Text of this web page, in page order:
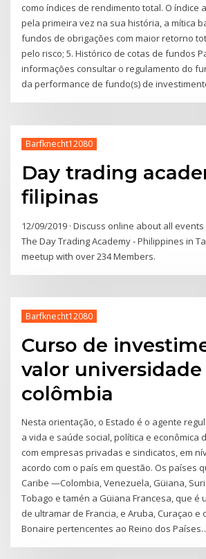
como índices de rendimento total. O índice
pela primeira vez na sua história, a mítica
fundos de obrigações com maior retorno
pelo risco; 5. Histórico de cotas de fundos
informações consultar o regulamento do
da performance de fundo(s) de
Barfknecht12080
Day trading
filipinas
12/09/2019 · Discuss online about all
The Day Trading Academy - Philippines in
meetup with over 234 Members.
Barfknecht12080
Curso de
valor universidade
colômbia
Nesta orientação, o Estado é o agente
a vida e saúde social, política e econômica
com empresas privadas e sindicatos, em
acordo com o país em questão. Os países
Caribe —Colombia, Venezuela, Güiana,
Tobago e tamén a Güiana Francesa, que é
de ultramar de Francia, e Aruba, Curaçao e
Bonaire pertencentes ao Reino dos